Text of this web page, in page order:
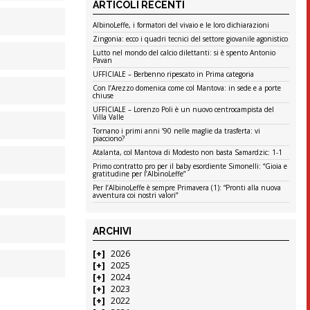
ARTICOLI RECENTI
AlbinoLeffe, i formatori del vivaio e le loro dichiarazioni
Zingonia: ecco i quadri tecnici del settore giovanile agonistico
Lutto nel mondo del calcio dilettanti: si è spento Antonio
Pavan
UFFICIALE – Berbenno ripescato in Prima categoria
Con l’Arezzo domenica come col Mantova: in sede e a porte
chiuse
UFFICIALE – Lorenzo Poli è un nuovo centrocampista del
Villa Valle
Tornano i primi anni ’90 nelle maglie da trasferta: vi
piacciono?
Atalanta, col Mantova di Modesto non basta Samardzic: 1-1
Primo contratto pro per il baby esordiente Simonelli: “Gioia e
gratitudine per l’AlbinoLeffe”
Per l’AlbinoLeffe è sempre Primavera (1): “Pronti alla nuova
avventura coi nostri valori”
ARCHIVI
2026
2025
2024
2023
2022